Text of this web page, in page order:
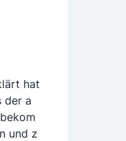
hat
der a
und z